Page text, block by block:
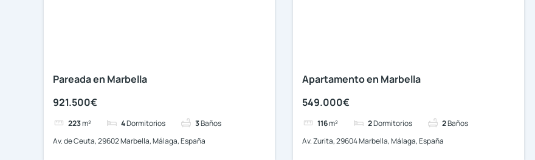
Pareada en Marbella
921.500€
223m² 4Dormitorios 3Baños
Av. de Ceuta, 29602 Marbella, Málaga, España
Apartamento en Marbella
549.000€
116m² 2Dormitorios 2Baños
Av. Zurita, 29604 Marbella, Málaga, España